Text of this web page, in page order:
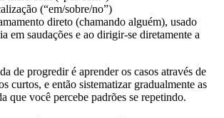
(“em/sobre/no”)
direto (chamando alguém), usado
em saudações e ao dirigir-se diretamente a
de progredir é aprender os casos através de
curtos, e então sistematizar gradualmente as
que você percebe padrões se repetindo.